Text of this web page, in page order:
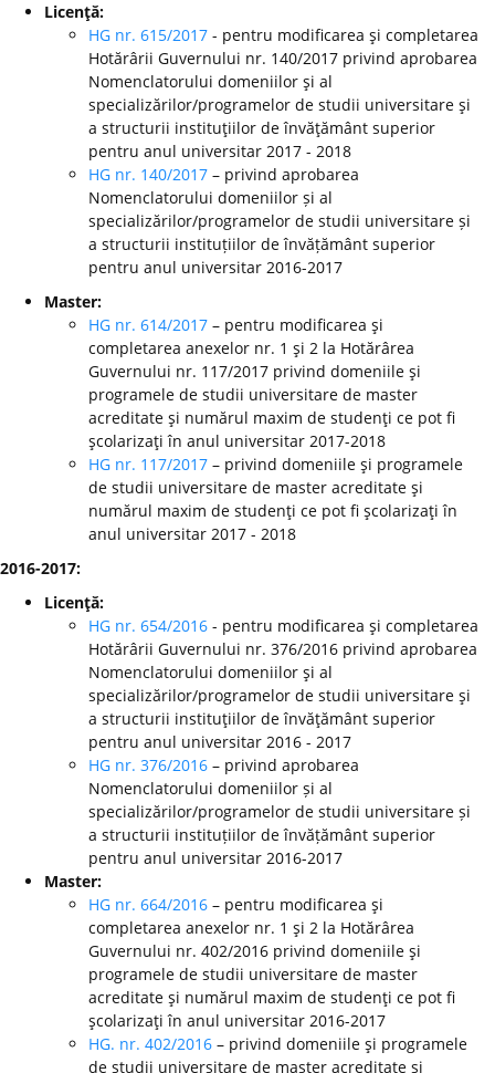
Licenţă:
HG nr. 615/2017 - pentru modificarea şi completarea
Hotărârii Guvernului nr. 140/2017 privind aprobarea
Nomenclatorului domeniilor şi al
specializărilor/programelor de studii universitare şi
a structurii instituţiilor de învăţământ superior
pentru anul universitar 2017 - 2018
HG nr. 140/2017 – privind aprobarea
Nomenclatorului domeniilor și al
specializărilor/programelor de studii universitare și
a structurii instituțiilor de învățământ superior
pentru anul universitar 2016-2017
Master:
HG nr. 614/2017 – pentru modificarea şi
completarea anexelor nr. 1 şi 2 la Hotărârea
Guvernului nr. 117/2017 privind domeniile şi
programele de studii universitare de master
acreditate şi numărul maxim de studenţi ce pot fi
şcolarizaţi în anul universitar 2017-2018
HG nr. 117/2017 – privind domeniile şi programele
de studii universitare de master acreditate şi
numărul maxim de studenţi ce pot fi şcolarizaţi în
anul universitar 2017 - 2018
2016-2017:
Licenţă:
HG nr. 654/2016 - pentru modificarea şi completarea
Hotărârii Guvernului nr. 376/2016 privind aprobarea
Nomenclatorului domeniilor şi al
specializărilor/programelor de studii universitare şi
a structurii instituţiilor de învăţământ superior
pentru anul universitar 2016 - 2017
HG nr. 376/2016 – privind aprobarea
Nomenclatorului domeniilor și al
specializărilor/programelor de studii universitare și
a structurii instituțiilor de învățământ superior
pentru anul universitar 2016-2017
Master:
HG nr. 664/2016 – pentru modificarea şi
completarea anexelor nr. 1 şi 2 la Hotărârea
Guvernului nr. 402/2016 privind domeniile şi
programele de studii universitare de master
acreditate şi numărul maxim de studenţi ce pot fi
şcolarizaţi în anul universitar 2016-2017
HG. nr. 402/2016 – privind domeniile şi programele
de studii universitare de master acreditate şi